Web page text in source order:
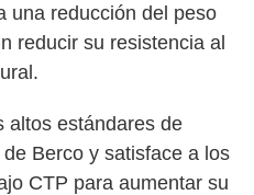
una reducción del peso
reducir su resistencia al
altos estándares de
Berco y satisface a los
CTP para aumentar su